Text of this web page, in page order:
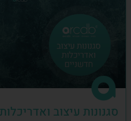
סגנונות עיצוב